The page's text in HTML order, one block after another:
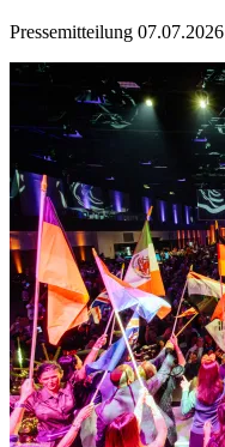
Pressemitteilung 07.07.2026